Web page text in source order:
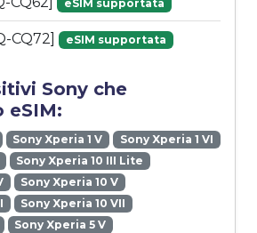
eSIM supportata
CQ72] eSIM supportata
Sony che
eSIM:
Sony Xperia 1 V
Sony Xperia 1 VI
Sony Xperia 10 III Lite
Sony Xperia 10 V
Sony Xperia 10 VII
Sony Xperia 5 V